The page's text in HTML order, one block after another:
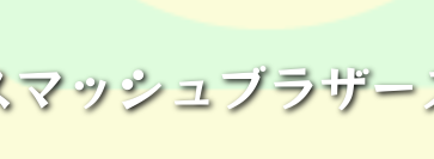
ッシュブラザ